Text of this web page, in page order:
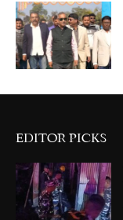
EDITOR PICKS